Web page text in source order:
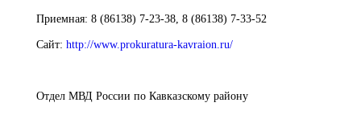
Приемная: 8 (86138) 7-23-38, 8 (86138) 7-33-52
Сайт: http://www.prokuratura-kavraion.ru/
Отдел МВД России по Кавказскому району